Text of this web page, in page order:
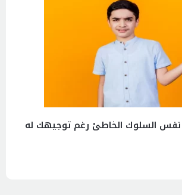
نفس السلوك الخاطئ رغم توجيهك له